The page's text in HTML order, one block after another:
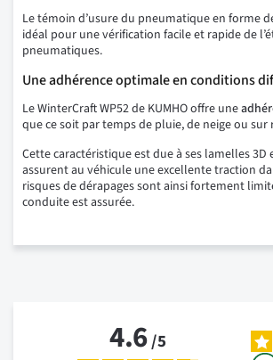
Le témoin d’usure du pneumatique en forme
idéal pour une vérification facile et rapide de
pneumatiques.
Une adhérence optimale en conditions
Le WinterCraft WP52 de KUMHO offre une
que ce soit par temps de pluie, de neige ou sur
Cette caractéristique est due à ses lamelles 3D
assurent au véhicule une excellente traction
risques de dérapages sont ainsi fortement
conduite est assurée.
4.6/5